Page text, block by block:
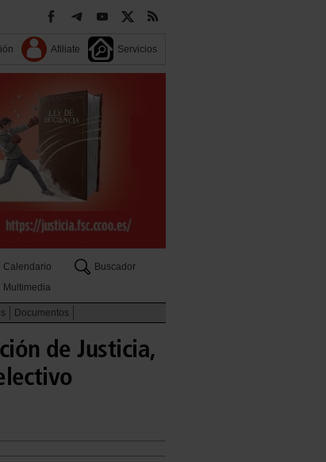
Afiliate Servicios
Calendario
Buscador
Multimedia
Documentos
de Justicia,